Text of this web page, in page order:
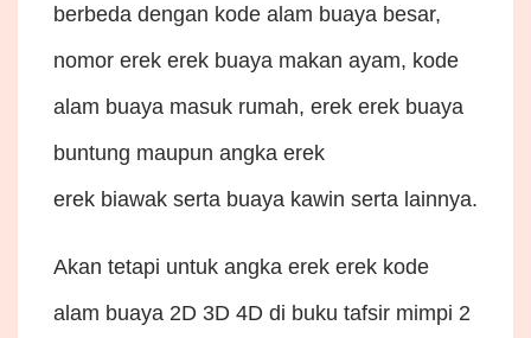
berbeda dengan kode alam buaya besar,
nomor erek erek buaya makan ayam, kode
alam buaya masuk rumah, erek erek buaya
buntung maupun angka erek
erek biawak serta buaya kawin serta lainnya.
Akan tetapi untuk angka erek erek kode
alam buaya 2D 3D 4D di buku tafsir mimpi 2